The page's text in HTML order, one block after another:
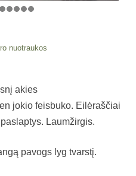
nuotraukos
akies
jokio feisbuko. Eilėraščiai
Laumžirgis.
pavogs lyg tvarstį.